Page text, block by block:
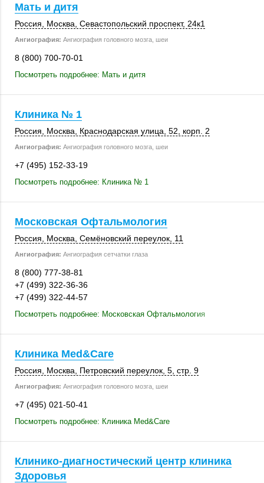
Мать и дитя
Россия Москва , Севастопольский проспект, 24к1
Ангиография: Ангиография головного мозга, шеи
8 (800) 700-70-01
Посмотреть подробнее: Мать и дитя
Клиника № 1
Россия Москва , Краснодарская улица, 52, корп. 2
Ангиография: Ангиография головного мозга, шеи
+7 (495) 152-33-19
Посмотреть подробнее: Клиника № 1
Московская Офтальмология
Россия Москва , Семёновский переулок, 11
Ангиография: Ангиография сетчатки глаза
8 (800) 777-38-81
+7 (499) 322-36-36
+7 (499) 322-44-57
Посмотреть подробнее: Московская Офтальмология
Клиника Med&Care
Россия Москва , Петровский переулок, 5, стр. 9
Ангиография: Ангиография головного мозга, шеи
+7 (495) 021-50-41
Посмотреть подробнее: Клиника Med&Care
Клинико-диагностический центр клиника
Здоровья